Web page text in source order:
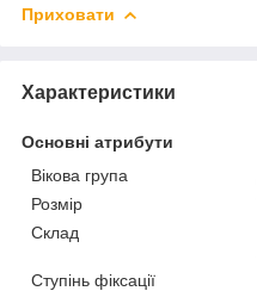
Приховати
Характеристики
Основні атрибути
Вікова група
Розмір
Склад
Ступінь фіксації